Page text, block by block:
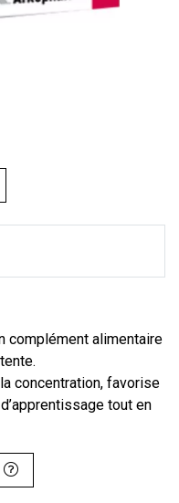
complément alimentaire
concentration, favorise
tout en